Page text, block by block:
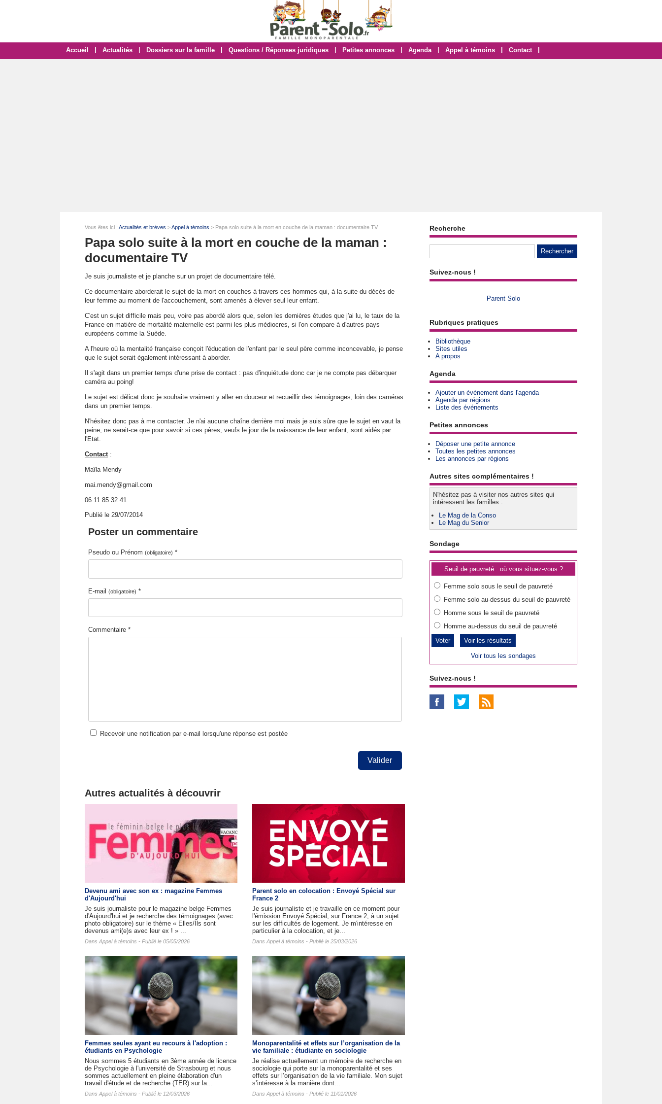
Accueil Actualités Dossiers sur la famille Questions / Réponses juridiques Petites annonces Agenda Appel à témoins Contact
Vous êtes ici : Actualités et brèves >Appel à témoins > Papa solo suite à la mort en couche de la maman : documentaire TV
Papa solo suite à la mort en couche de la maman :
documentaire TV
Je suis journaliste et je planche sur un projet de documentaire télé.
Ce documentaire aborderait le sujet de la mort en couches à travers ces hommes qui, à la suite du décès de
leur femme au moment de l'accouchement, sont amenés à élever seul leur enfant.
C'est un sujet difficile mais peu, voire pas abordé alors que, selon les dernières études que j'ai lu, le taux de la
France en matière de mortalité maternelle est parmi les plus médiocres, si l'on compare à d'autres pays
européens comme la Suède.
A l'heure où la mentalité française conçoit l'éducation de l'enfant par le seul père comme inconcevable, je pense
que le sujet serait également intéressant à aborder.
Il s'agit dans un premier temps d'une prise de contact : pas d'inquiétude donc car je ne compte pas débarquer
caméra au poing!
Le sujet est délicat donc je souhaite vraiment y aller en douceur et recueillir des témoignages, loin des caméras
dans un premier temps.
N'hésitez donc pas à me contacter. Je n'ai aucune chaîne derrière moi mais je suis sûre que le sujet en vaut la
peine, ne serait-ce que pour savoir si ces pères, veufs le jour de la naissance de leur enfant, sont aidés par
l'Etat.
Contact:
Maïla Mendy
mai.mendy@gmail.com
06 11 85 32 41
Publié le 29/07/2014
Poster un commentaire
Pseudo ou Prénom (obligatoire) *
E-mail (obligatoire) *
Commentaire *
Recevoir une notification par e-mail lorsqu'une réponse est postée
Valider
Autres actualités à découvrir
Devenu ami avec son ex : magazine Femmes
d'Aujourd'hui
Je suis journaliste pour le magazine belge Femmes
d'Aujourd'hui et je recherche des témoignages (avec
photo obligatoire) sur le thème « Elles/Ils sont
devenus ami(e)s avec leur ex ! » ...
Dans Appel à témoins - Publié le 05/05/2026
Parent solo en colocation : Envoyé Spécial sur
France 2
Je suis journaliste et je travaille en ce moment pour
l'émission Envoyé Spécial, sur France 2, à un sujet
sur les difficultés de logement. Je m'intéresse en
particulier à la colocation, et je...
Dans Appel à témoins - Publié le 25/03/2026
Femmes seules ayant eu recours à l'adoption :
étudiants en Psychologie
Nous sommes 5 étudiants en 3ème année de licence
de Psychologie à l'université de Strasbourg et nous
sommes actuellement en pleine élaboration d'un
travail d'étude et de recherche (TER) sur la...
Dans Appel à témoins - Publié le 12/03/2026
Monoparentalité et effets sur l’organisation de la
vie familiale : étudiante en sociologie
Je réalise actuellement un mémoire de recherche en
sociologie qui porte sur la monoparentalité et ses
effets sur l’organisation de la vie familiale. Mon sujet
s’intéresse à la manière dont...
Dans Appel à témoins - Publié le 11/01/2026
Recherche
Suivez-nous !
Parent Solo
Rubriques pratiques
Bibliothèque
Sites utiles
A propos
Agenda
Ajouter un événement dans l'agenda
Agenda par régions
Liste des événements
Petites annonces
Déposer une petite annonce
Toutes les petites annonces
Les annonces par régions
Autres sites complémentaires !
N'hésitez pas à visiter nos autres sites qui
intéressent les familles :
Le Mag de la Conso
Le Mag du Senior
Sondage
Seuil de pauvreté : où vous situez-vous ?
Femme solo sous le seuil de pauvreté
Femme solo au-dessus du seuil de pauvreté
Homme sous le seuil de pauvreté
Homme au-dessus du seuil de pauvreté
Voir les résultats
Voir tous les sondages
Suivez-nous !